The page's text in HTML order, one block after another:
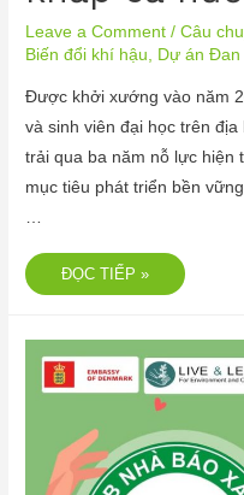
Leave a Comment /Câu
Biến đổi khí hậu
Dự án Đan
Được khởi xướng vào năm
và sinh viên đại học trên
trải qua ba năm nỗ lực hiện
mục tiêu phát triển bền
…
ĐỌC TIẾP »